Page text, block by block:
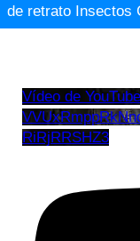
de retrato Insectos
Vídeo de YouTube
RiRjRRSHZ3